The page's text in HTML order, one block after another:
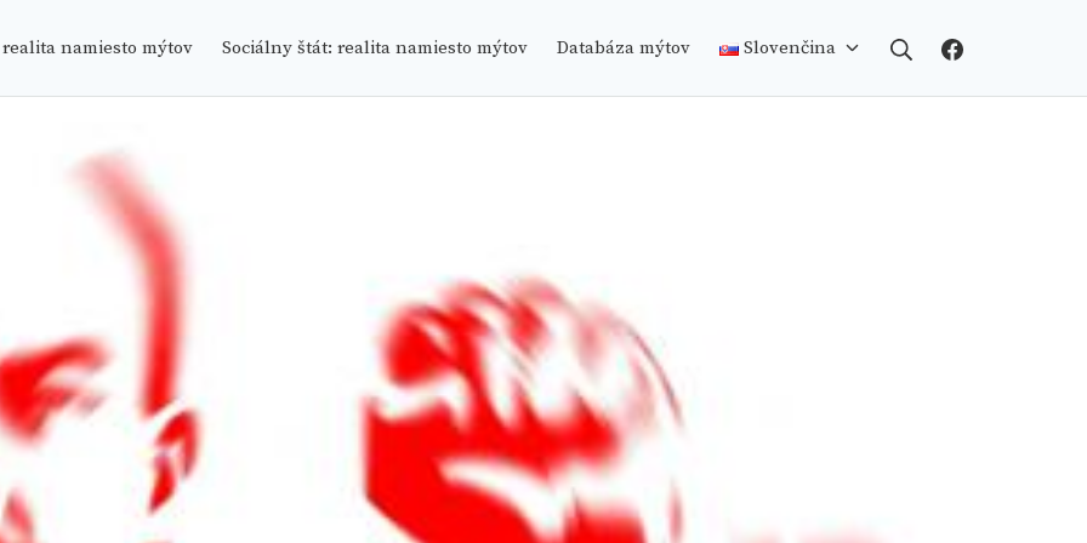
namiesto mýtov Sociálny štát: realita namiesto mýtov Databáza mýtov Slovenčina SearchFacebook